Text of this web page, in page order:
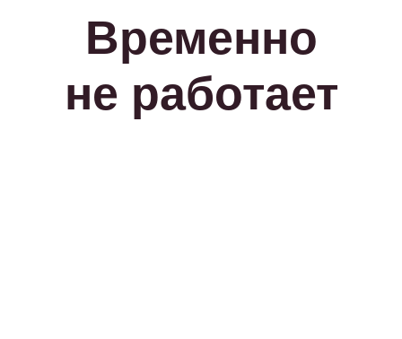
Временно
не работает